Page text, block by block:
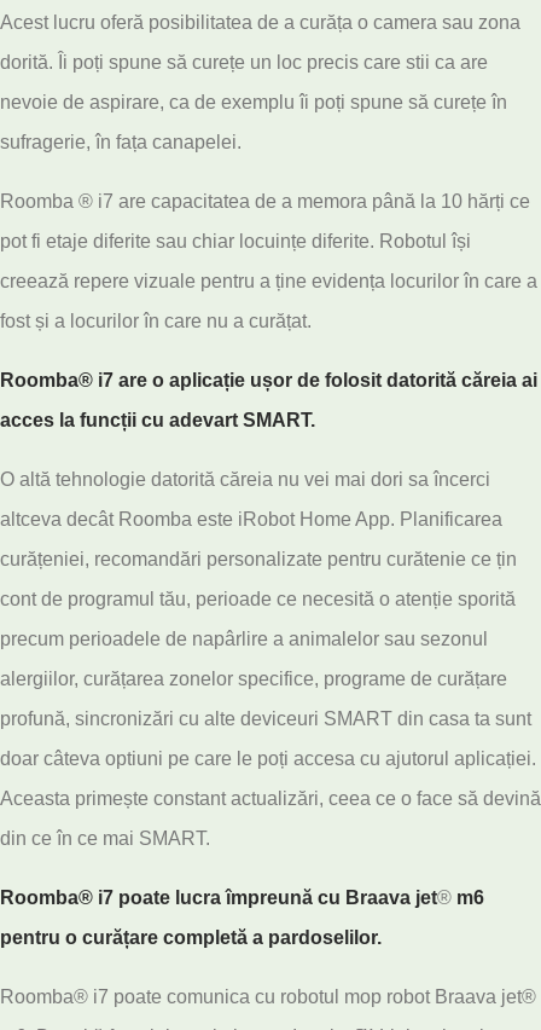
Acest lucru oferă posibilitatea de a curăța o camera sau zona
dorită. Îi poți spune să curețe un loc precis care stii ca are
nevoie de aspirare, ca de exemplu îi poți spune să curețe în
sufragerie, în fața canapelei.
Roomba ® i7 are capacitatea de a memora până la 10 hărți ce
pot fi etaje diferite sau chiar locuințe diferite. Robotul își
creează repere vizuale pentru a ține evidența locurilor în care a
fost și a locurilor în care nu a curățat.
Roomba® i7 are o aplicație ușor de folosit datorită căreia ai
acces la funcții cu adevart SMART.
O altă tehnologie datorită căreia nu vei mai dori sa încerci
altceva decât Roomba este iRobot Home App. Planificarea
curățeniei, recomandări personalizate pentru curătenie ce țin
cont de programul tău, perioade ce necesită o atenție sporită
precum perioadele de napârlire a animalelor sau sezonul
alergiilor, curățarea zonelor specifice, programe de curățare
profună, sincronizări cu alte deviceuri SMART din casa ta sunt
doar câteva optiuni pe care le poți accesa cu ajutorul aplicației.
Aceasta primește constant actualizări, ceea ce o face să devină
din ce în ce mai SMART.
Roomba® i7 poate lucra împreună cu Braava jet® m6
pentru o curățare completă a pardoselilor.
Roomba® i7 poate comunica cu robotul mop robot Braava jet®